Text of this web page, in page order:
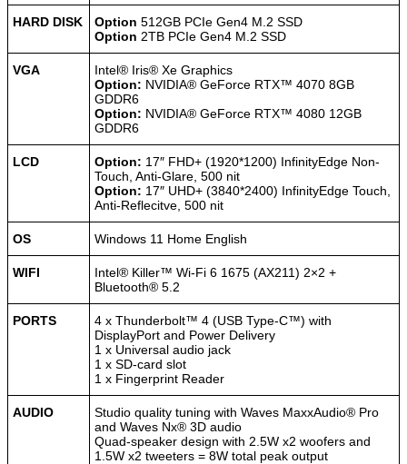
HARD DISK Option 512GB PCIe Gen4 M.2 SSD
Option 2TB PCIe Gen4 M.2 SSD
VGA
Intel® Iris® Xe Graphics
Option: NVIDIA® GeForce RTX™ 4070 8GB
GDDR6
Option: NVIDIA® GeForce RTX™ 4080 12GB
GDDR6
LCD Option: 17″ FHD+ (1920*1200) InfinityEdge Non-
Touch, Anti-Glare, 500 nit
Option: 17″ UHD+ (3840*2400) InfinityEdge Touch,
Anti-Reflecitve, 500 nit
OS Windows 11 Home English
WIFI
Intel® Killer™ Wi-Fi 6 1675 (AX211) 2×2 +
Bluetooth® 5.2
PORTS
4 x Thunderbolt™ 4 (USB Type-C™) with
DisplayPort and Power Delivery
1 x Universal audio jack
1 x SD-card slot
1 x Fingerprint Reader
AUDIO
Studio quality tuning with Waves MaxxAudio® Pro
and Waves Nx® 3D audio
Quad-speaker design with 2.5W x2 woofers and
1.5W x2 tweeters = 8W total peak output